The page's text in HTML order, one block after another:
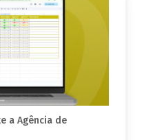
a Agência de